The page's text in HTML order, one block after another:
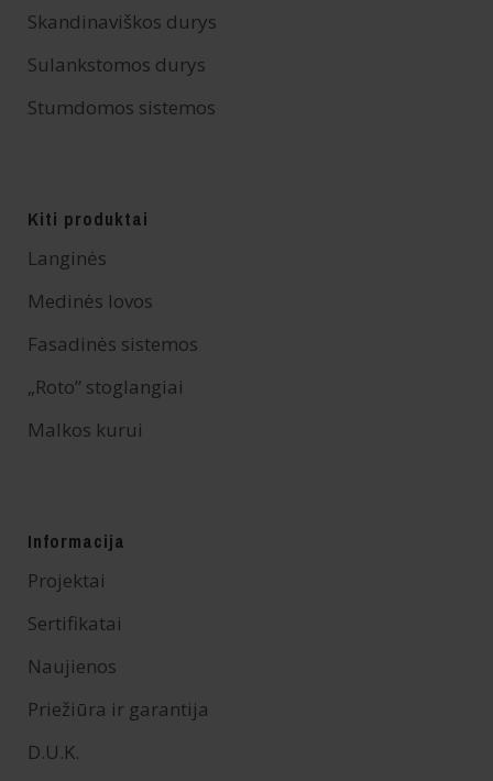
Skandinaviškos durys
Sulankstomos durys
Stumdomos sistemos
Kiti produktai
Langinės
Medinės lovos
Fasadinės sistemos
„Roto” stoglangiai
Malkos kurui
Informacija
Projektai
Sertifikatai
Naujienos
Priežiūra ir garantija
D.U.K.